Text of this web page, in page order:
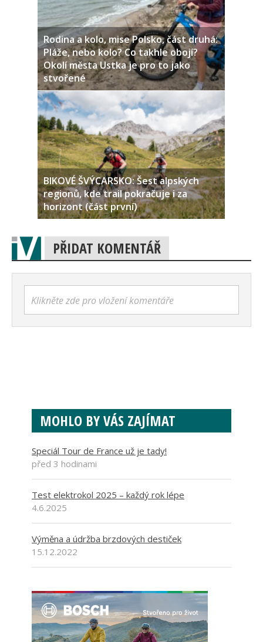
Rodina a kolo, mise Polsko, část druhá:
Pláže, nebo kolo? Co takhle obojí?
Okolí města Ustka je pro to jako
stvořené
BIKOVÉ ŠVÝCARSKO: Šest alpských
regionů, kde trail pokračuje i za
horizont (část první)
PŘIDAT KOMENTÁŘ
Klikněte zde pro vložení komentáře
MOHLO BY VÁS ZAJÍMAT
Speciál Tour de France už je tady!
před 3 hodinami
Test elektrokol 2025 – každý rok lépe
4.6.2025
Výměna a údržba brzdových destiček
15.12.2022